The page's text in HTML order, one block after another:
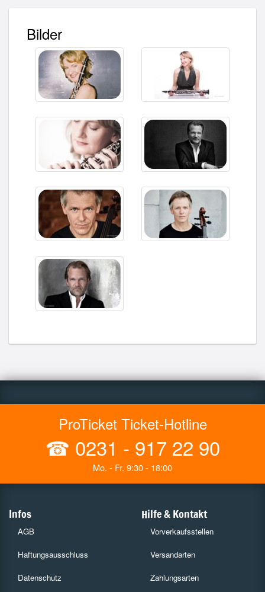
Bilder
ProTicket Ticket-Hotline
☎ 0231 - 917 22 90
Mo. - Fr. 9:30 - 18:00
Infos
AGB
Haftungsausschluss
Datenschutz
Hilfe & Kontakt
Vorverkaufsstellen
Versandarten
Zahlungsarten